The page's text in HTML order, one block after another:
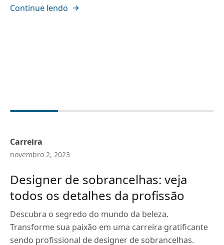
Continue lendo
Carreira
novembro 2, 2023
Designer de sobrancelhas: veja
todos os detalhes da profissão
Descubra o segredo do mundo da beleza.
Transforme sua paixão em uma carreira gratificante
sendo profissional de designer de sobrancelhas.